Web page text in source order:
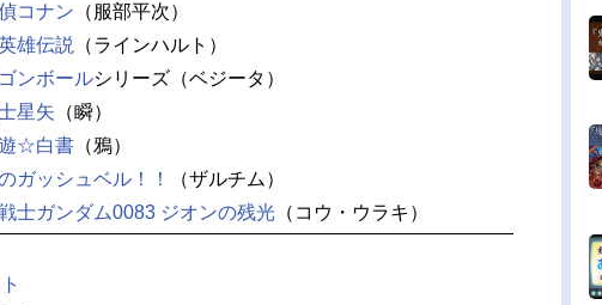
コナン （服部平次）
雄伝説
（ラインハルト）
ンボールシリーズ（ベジータ）
星矢 （瞬）
☆白書 （鴉）
ガッシュベル！！
（ザルチム）
士ガンダム0083 ジオンの残光 （コウ・ウラキ）